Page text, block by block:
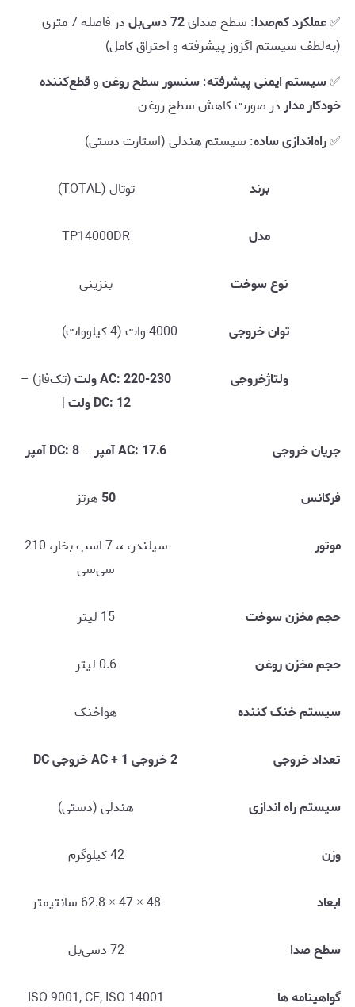
✅عملکرد کم‌صدا: سطح صدای72 دسی‌بل
در فاصله 7 متری
(به‌لطف سیستم اگزوز پیشرفته و احتراق کامل)
✅سیستم ایمنی پیشرفته:سنسور سطح روغنوقطع‌کننده
خودکار مداردر صورت کاهش سطح روغن
✅راه‌اندازی ساده: سیستم هندلی (استارت دستی)
برند توتال (TOTAL)
مدل TP14000DR
نوع سوخت بنزینی
توان خروجی 4000 وات (4 کیلووات)
ولتاژخروجی AC: 220-230 ولت
(تک‌فاز) –
DC: 12 ولت
|
جریان خروجی AC: 17.6 آمپر –DC: 8 آمپر
فرکانس 50 هرتز
موتور سیلندر، ،
، 7 اسب بخار، 210
سی‌سی
حجم مخزن سوخت 15 لیتر
حجم مخزن روغن 0.6 لیتر
سیستم خنک کننده هواخنک
تعداد خروجی 2 خروجی AC + 1 خروجی DC
سیستم راه اندازی هندلی (دستی)
وزن 42 کیلوگرم
ابعاد 48 × 47 × 62.8 سانتیمتر
سطح صدا 72 دسی‌بل
گواهینامه ها ISO 9001, CE, ISO 14001